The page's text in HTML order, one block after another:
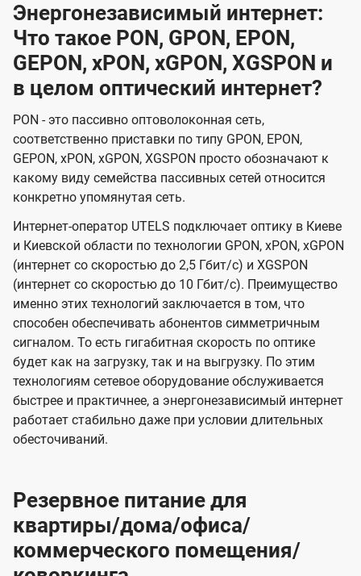
Энергонезависимый интернет:
Что такое PON, GPON, EPON,
GEPON, xPON, xGPON, XGSPON и
в целом оптический интернет?
PON - это пассивно оптоволоконная сеть,
соответственно приставки по типу GPON, EPON,
GEPON, xPON, xGPON, XGSPON просто обозначают к
какому виду семейства пассивных сетей относится
конкретно упомянутая сеть.
Интернет-оператор UTELS подключает оптику в Киеве
и Киевской области по технологии GPON, xPON, xGPON
(интернет со скоростью до 2,5 Гбит/с) и XGSPON
(интернет со скоростью до 10 Гбит/с). Преимущество
именно этих технологий заключается в том, что
способен обеспечивать абонентов симметричным
сигналом. То есть гигабитная скорость по оптике
будет как на загрузку, так и на выгрузку. По этим
технологиям сетевое оборудование обслуживается
быстрее и практичнее, а энергонезависимый интернет
работает стабильно даже при условии длительных
обесточиваний.
Резервное питание для
квартиры/дома/офиса/
коммерческого помещения/